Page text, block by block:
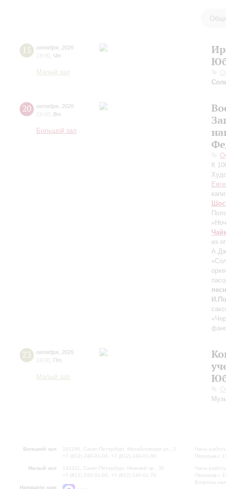
15 октября 2026
19:00
Чт
Малый зал
20 октября 2026
19:00
Вт
Большой зал
К
из
23 октября 2026
19:00
Пт
Малый зал
Большой зал:
191186, Санкт-Петербург, Михайловская ул., 2
+7 (812) 240-01-00, +7 (812) 240-01-80
Малый зал:
191011, Санкт-Петербург, Невский пр., 30
+7 (812) 240-01-00, +7 (812) 240-01-70
Напишите нам:
Часы
Перерыв с
Часы
Перерыв с
Вопросы